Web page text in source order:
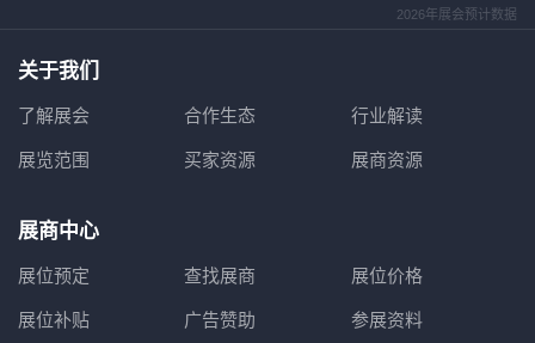
2026年展会预计数据
关于我们
了解展会 合作生态 行业解读
展览范围 买家资源 展商资源
展商中心
展位预定 查找展商 展位价格
展位补贴 广告赞助 参展资料